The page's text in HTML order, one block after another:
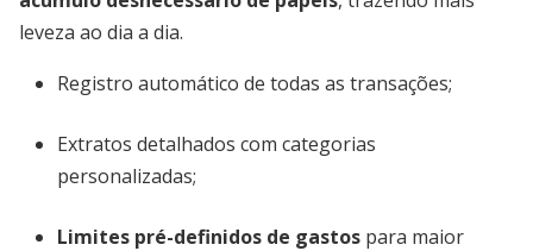
leveza ao dia a dia.
Registro automático de todas as transações;
Extratos detalhados com categorias
personalizadas;
Limites pré-definidos de gastos para maior